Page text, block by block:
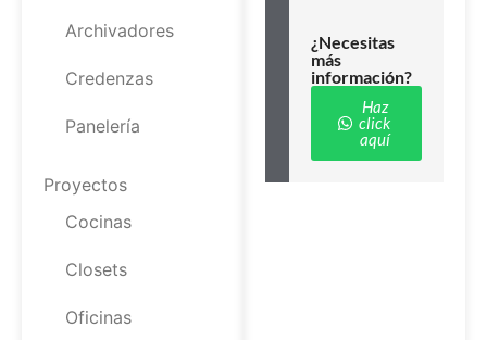
Archivadores
Credenzas
Panelería
Proyectos
Cocinas
Closets
Oficinas
¿Necesitas
más
información?
Haz
click
aquí